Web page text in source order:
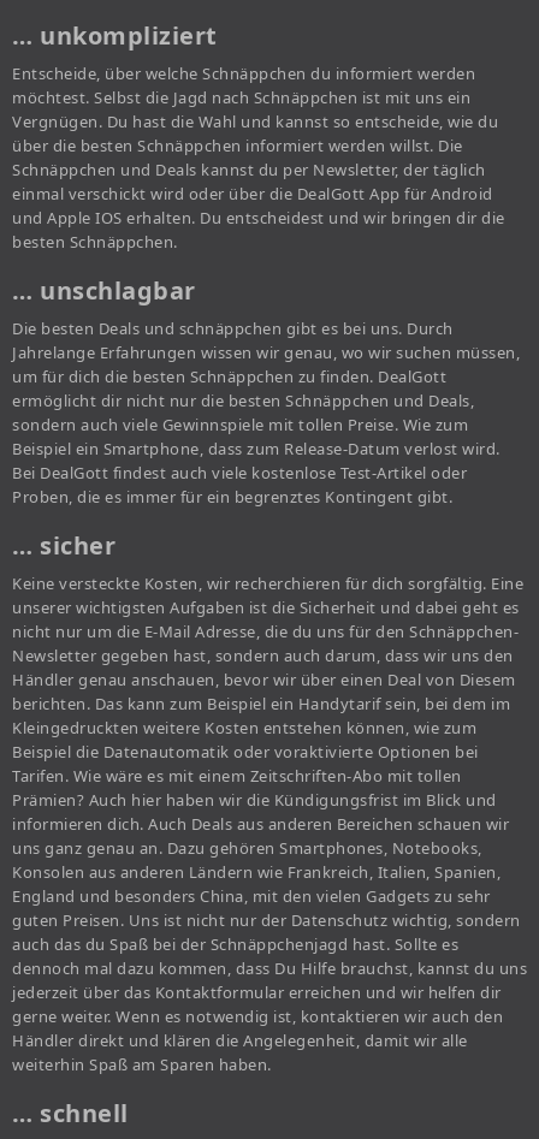
… unkompliziert
Entscheide, über welche Schnäppchen du informiert werden
möchtest. Selbst die Jagd nach Schnäppchen ist mit uns ein
Vergnügen. Du hast die Wahl und kannst so entscheide, wie du
über die besten Schnäppchen informiert werden willst. Die
Schnäppchen und Deals kannst du per Newsletter, der täglich
einmal verschickt wird oder über die DealGott App für Android
und Apple IOS erhalten. Du entscheidest und wir bringen dir die
besten Schnäppchen.
… unschlagbar
Die besten Deals und schnäppchen gibt es bei uns. Durch
Jahrelange Erfahrungen wissen wir genau, wo wir suchen müssen,
um für dich die besten Schnäppchen zu finden. DealGott
ermöglicht dir nicht nur die besten Schnäppchen und Deals,
sondern auch viele Gewinnspiele mit tollen Preise. Wie zum
Beispiel ein Smartphone, dass zum Release-Datum verlost wird.
Bei DealGott findest auch viele kostenlose Test-Artikel oder
Proben, die es immer für ein begrenztes Kontingent gibt.
… sicher
Keine versteckte Kosten, wir recherchieren für dich sorgfältig. Eine
unserer wichtigsten Aufgaben ist die Sicherheit und dabei geht es
nicht nur um die E-Mail Adresse, die du uns für den Schnäppchen-
Newsletter gegeben hast, sondern auch darum, dass wir uns den
Händler genau anschauen, bevor wir über einen Deal von Diesem
berichten. Das kann zum Beispiel ein Handytarif sein, bei dem im
Kleingedruckten weitere Kosten entstehen können, wie zum
Beispiel die Datenautomatik oder voraktivierte Optionen bei
Tarifen. Wie wäre es mit einem Zeitschriften-Abo mit tollen
Prämien? Auch hier haben wir die Kündigungsfrist im Blick und
informieren dich. Auch Deals aus anderen Bereichen schauen wir
uns ganz genau an. Dazu gehören Smartphones, Notebooks,
Konsolen aus anderen Ländern wie Frankreich, Italien, Spanien,
England und besonders China, mit den vielen Gadgets zu sehr
guten Preisen. Uns ist nicht nur der Datenschutz wichtig, sondern
auch das du Spaß bei der Schnäppchenjagd hast. Sollte es
dennoch mal dazu kommen, dass Du Hilfe brauchst, kannst du uns
jederzeit über das Kontaktformular erreichen und wir helfen dir
gerne weiter. Wenn es notwendig ist, kontaktieren wir auch den
Händler direkt und klären die Angelegenheit, damit wir alle
weiterhin Spaß am Sparen haben.
… schnell